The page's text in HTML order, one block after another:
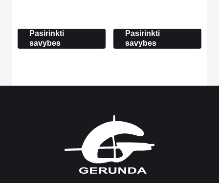
Pasirinkti
savybes
Pasirinkti
savybes